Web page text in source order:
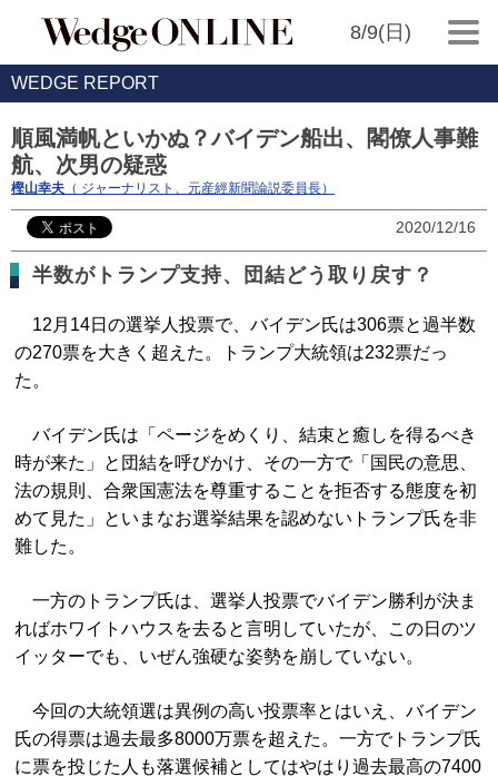
8/9(日)
WEDGE REPORT
順風満帆といかぬ？バイデン船出、閣僚人事難
航、次男の疑惑
樫山幸夫 （ ジャーナリスト、元産經新聞論説委員長）
2020/12/16
半数がトランプ支持、団結どう取り戻す？
12月14日の選挙人投票で、バイデン氏は306票と過半数
の270票を大きく超えた。トランプ大統領は232票だっ
た。
バイデン氏は「ページをめくり、結束と癒しを得るべき
時が来た」と団結を呼びかけ、その一方で「国民の意思、
法の規則、合衆国憲法を尊重することを拒否する態度を初
めて見た」といまなお選挙結果を認めないトランプ氏を非
難した。
一方のトランプ氏は、選挙人投票でバイデン勝利が決ま
ればホワイトハウスを去ると言明していたが、この日のツ
イッターでも、いぜん強硬な姿勢を崩していない。
今回の大統領選は異例の高い投票率とはいえ、バイデン
氏の得票は過去最多8000万票を超えた。一方でトランプ氏
に票を投じた人も落選候補としてはやはり過去最高の7400